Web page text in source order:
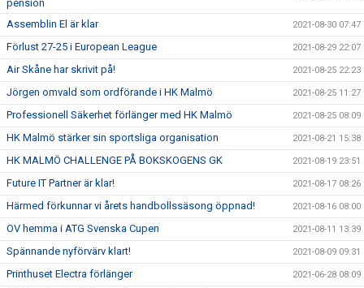
pension
Assemblin El är klar 2021-08-30 07:47
Förlust 27-25 i European League 2021-08-29 22:07
Air Skåne har skrivit på! 2021-08-25 22:23
Jörgen omvald som ordförande i HK Malmö 2021-08-25 11:27
Professionell Säkerhet förlänger med HK Malmö 2021-08-25 08:09
HK Malmö stärker sin sportsliga organisation 2021-08-21 15:38
HK MALMÖ CHALLENGE PÅ BOKSKOGENS GK 2021-08-19 23:51
Future IT Partner är klar! 2021-08-17 08:26
Härmed förkunnar vi årets handbollssäsong öppnad! 2021-08-16 08:00
OV hemma i ATG Svenska Cupen 2021-08-11 13:39
Spännande nyförvärv klart! 2021-08-09 09:31
Printhuset Electra förlänger 2021-06-28 08:09